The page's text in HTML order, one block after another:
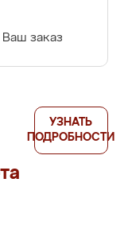
заказ
УЗНАТЬ
ПОДРОБНОСТИ